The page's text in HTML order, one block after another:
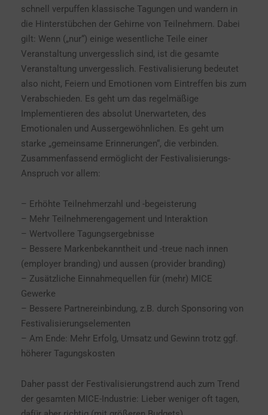
schnell verpuffen klassische Tagungen und wandern in
die Hinterstübchen der Gehirne von Teilnehmern. Dabei
gilt: Wenn („nur“) einige wesentliche Teile einer
Veranstaltung unvergesslich sind, ist die gesamte
Veranstaltung unvergesslich. Festivalisierung bedeutet
also nicht, Feiern und Emotionen vom Eintreffen bis zum
Verabschieden. Es geht um das regelmäßige
Implementieren des absolut Unerwarteten, des
Emotionalen und Aussergewöhnlichen. Es geht um
starke „gemeinsame Erinnerungen“, die verbinden.
Zusammenfassend ermöglicht der Festivalisierungs-
Anspruch vor allem:
– Erhöhte Teilnehmerzahl und -begeisterung
– Mehr Teilnehmerengagement und Interaktion
– Wertvollere Tagungsergebnisse
– Bessere Markenbekanntheit und -treue nach innen
(employer branding) und aussen (provider branding)
– Zusätzliche Einnahmequellen für (mehr) MICE
Gewerke
– Bessere Partnereinbindung, z.B. durch Sponsoring von
Festivalisierungselementen
– Am Ende: Mehr Erfolg, Umsatz und Gewinn trotz ggf.
höherer Tagungskosten
Daher passt der Festivalisierungstrend auch zum Trend
der gesamten MICE-Industrie: Lieber weniger oft tagen,